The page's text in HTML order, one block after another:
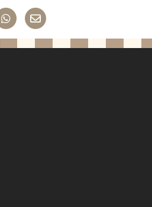
LinkedIn
Twitteriin
Jaa WhatsAppiin